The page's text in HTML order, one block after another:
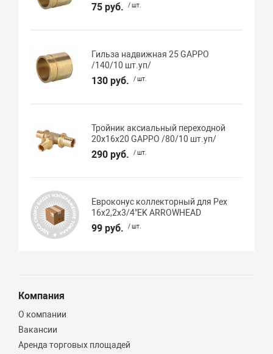
75 руб. / шт.
Гильза надвижная 25 GAPPO
/140/10 шт.уп/
130 руб. / шт.
Тройник аксиальный переходной
20х16х20 GAPPO /80/10 шт.уп/
290 руб. / шт.
Евроконус коллекторный для Pex
16х2,2х3/4"EK ARROWHEAD
99 руб. / шт.
Компания
О компании
Вакансии
Аренда торговых площадей